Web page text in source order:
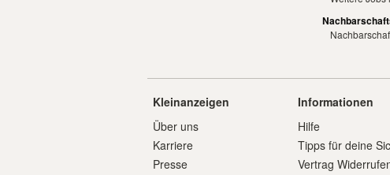
Kleinanzeigen
Über uns
Karriere
Presse
Informationen
Hilfe
Tipps für deine
Vertrag